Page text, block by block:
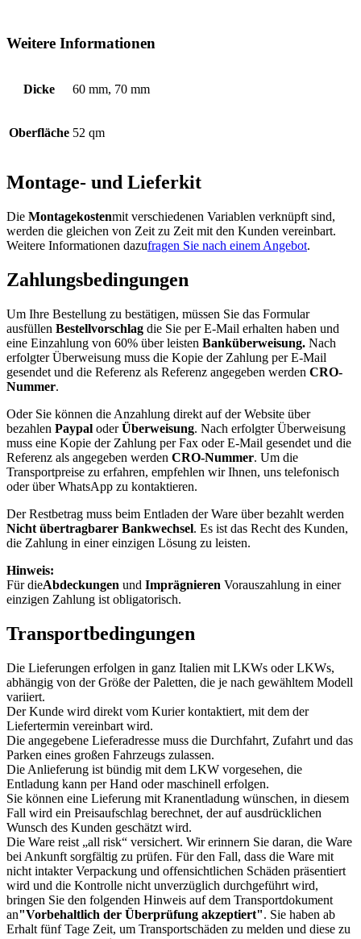
Weitere Informationen
Dicke 60 mm, 70 mm
Oberfläche 52 qm
Montage- und Lieferkit
Die Montagekostenmit verschiedenen Variablen verknüpft sind,
werden die gleichen von Zeit zu Zeit mit den Kunden vereinbart.
Weitere Informationen dazufragen Sie nach einem Angebot.
Zahlungsbedingungen
Um Ihre Bestellung zu bestätigen, müssen Sie das Formular
ausfüllen Bestellvorschlag die Sie per E-Mail erhalten haben und
eine Einzahlung von 60% über leisten Banküberweisung. Nach
erfolgter Überweisung muss die Kopie der Zahlung per E-Mail
gesendet und die Referenz als Referenz angegeben werden CRO-
Nummer.
Oder Sie können die Anzahlung direkt auf der Website über
bezahlen Paypal oderÜberweisung. Nach erfolgter Überweisung
muss eine Kopie der Zahlung per Fax oder E-Mail gesendet und die
Referenz als angegeben werden CRO-Nummer. Um die
Transportpreise zu erfahren, empfehlen wir Ihnen, uns telefonisch
oder über WhatsApp zu kontaktieren.
Der Restbetrag muss beim Entladen der Ware über bezahlt werden
Nicht übertragbarer Bankwechsel. Es ist das Recht des Kunden,
die Zahlung in einer einzigen Lösung zu leisten.
Hinweis:
Für dieAbdeckungen und Imprägnieren Vorauszahlung in einer
einzigen Zahlung ist obligatorisch.
Transportbedingungen
Die Lieferungen erfolgen in ganz Italien mit LKWs oder LKWs,
abhängig von der Größe der Paletten, die je nach gewähltem Modell
variiert.
Der Kunde wird direkt vom Kurier kontaktiert, mit dem der
Liefertermin vereinbart wird.
Die angegebene Lieferadresse muss die Durchfahrt, Zufahrt und das
Parken eines großen Fahrzeugs zulassen.
Die Anlieferung ist bündig mit dem LKW vorgesehen, die
Entladung kann per Hand oder maschinell erfolgen.
Sie können eine Lieferung mit Kranentladung wünschen, in diesem
Fall wird ein Preisaufschlag berechnet, der auf ausdrücklichen
Wunsch des Kunden geschätzt wird.
Die Ware reist „all risk“ versichert. Wir erinnern Sie daran, die Ware
bei Ankunft sorgfältig zu prüfen. Für den Fall, dass die Ware mit
nicht intakter Verpackung und offensichtlichen Schäden präsentiert
wird und die Kontrolle nicht unverzüglich durchgeführt wird,
bringen Sie den folgenden Hinweis auf dem Transportdokument
an"Vorbehaltlich der Überprüfung akzeptiert". Sie haben ab
Erhalt fünf Tage Zeit, um Transportschäden zu melden und diese zu